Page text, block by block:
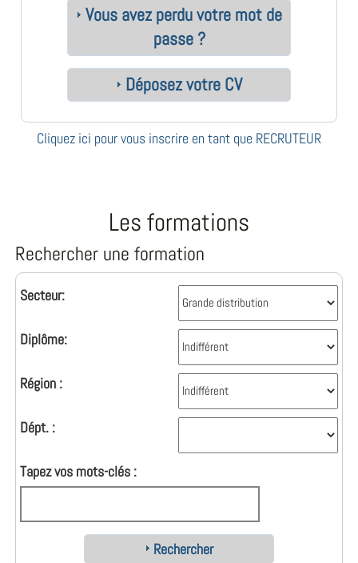
Vous avez perdu votre mot de
passe ?
Déposez votre CV
Cliquez ici pour vous inscrire en tant que RECRUTEUR
Les formations
Rechercher une formation
Secteur:
Diplôme:
Région :
Dépt. :
Tapez vos mots-clés :
Rechercher